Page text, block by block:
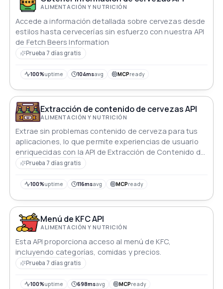
ALIMENTACIÓN Y NUTRICIÓN
Accede a información detallada sobre cervezas desde
estilos hasta cervecerías sin esfuerzo con nuestra API
de Fetch Beers Information
Prueba 7 días gratis
100%uptime 104msavg MCPready
Extracción de contenido de cervezas API
ALIMENTACIÓN Y NUTRICIÓN
Extrae sin problemas contenido de cerveza para tus
aplicaciones, lo que permite experiencias de usuario
enriquecidas con la API de Extracción de Contenido de
Cervezas
Prueba 7 días gratis
100%uptime 116msavg MCPready
Menú de KFC API
ALIMENTACIÓN Y NUTRICIÓN
Esta API proporciona acceso al menú de KFC,
incluyendo categorías, comidas y precios.
Prueba 7 días gratis
100%uptime 698msavg MCPready